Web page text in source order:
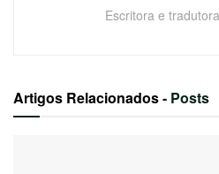
Escritora e
Artigos Relacionados- Posts